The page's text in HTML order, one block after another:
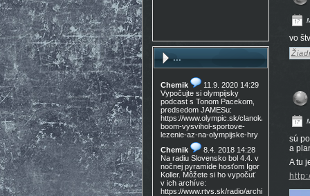
...
Chemik
11.9. 2020 14:29
Vypočujte si olympijsky
podcast s Tonom Pacekom,
predsedom JAMESu:
https://www.olympic.sk/clanok/celosvetovy-
boom-vysvihol-sportove-
lezenie-az-na-olympijske-hry
Chemik
8.4. 2018 14:28
Na radiu Slovensko bol 4.4. v
nočnej pyramíde hosťom Igor
Koller. Môžete si ho vypočuť
v ich archíve:
https://www.rtvs.sk/radio/archiv/11436/
vo
sú
a
A tu